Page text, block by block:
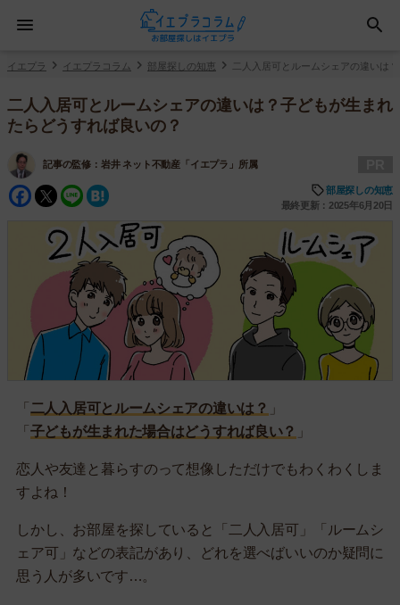
イエプラ イエプラコラム 部屋探しの知恵 二人入居可とルームシェアの違いは
二人入居可とルームシェアの違いは？子どもが生まれ
たらどうすれば良いの？
記事の監修： 岩井 ネット不動産「イエプラ」所属
Facebook
Twitter
Line
部屋探しの知恵
最終更新：2025年6月20日
「 二人入居可とルームシェアの違いは？ 」
「 子どもが生まれた場合はどうすれば良い？ 」
恋人や友達と暮らすのって想像しただけでもわくわくしま
すよね！
しかし、お部屋を探していると「二人入居可」「ルームシ
ェア可」などの表記があり、どれを選べばいいのか疑問に
思う人が多いです…。